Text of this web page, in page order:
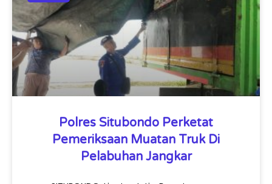
Polres Situbondo Perketat
Pemeriksaan Muatan Truk Di
Pelabuhan Jangkar